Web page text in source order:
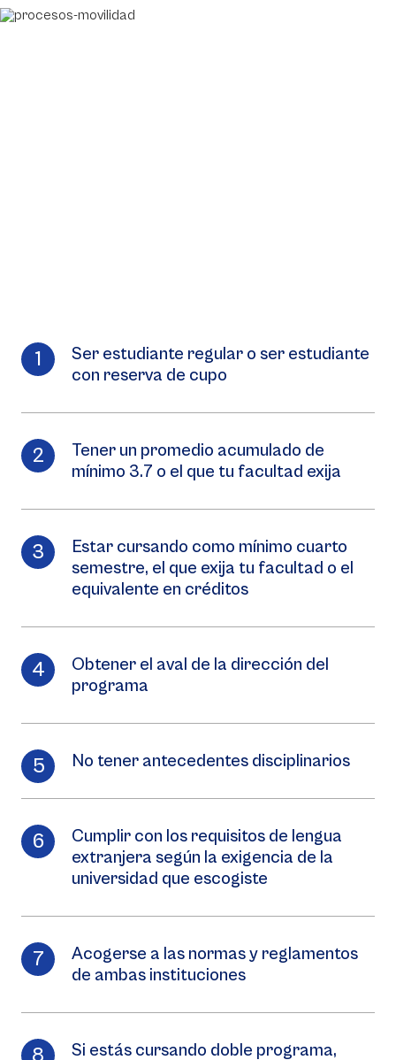
Ser estudiante regular o ser estudiante
con reserva de cupo
Tener un promedio acumulado de
mínimo 3.7 o el que tu facultad exija
Estar cursando como mínimo cuarto
semestre, el que exija tu facultad o el
equivalente en créditos
Obtener el aval de la dirección del
programa
No tener antecedentes disciplinarios
Cumplir con los requisitos de lengua
extranjera según la exigencia de la
universidad que escogiste
Acogerse a las normas y reglamentos
de ambas instituciones
Si estás cursando doble programa,